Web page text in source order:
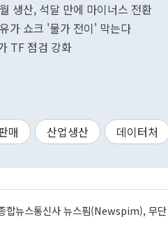
생산, 석달 만에 마이너스 전환
가 쇼크 '물가 전이' 막는다
TF 점검 강화
매 산업생산 데이터처
합뉴스통신사 뉴스핌(Newspim), 무